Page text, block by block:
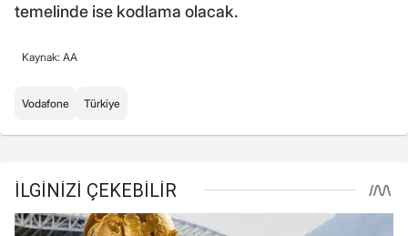
temelinde ise kodlama olacak.
Kaynak: AA
Vodafone Türkiye